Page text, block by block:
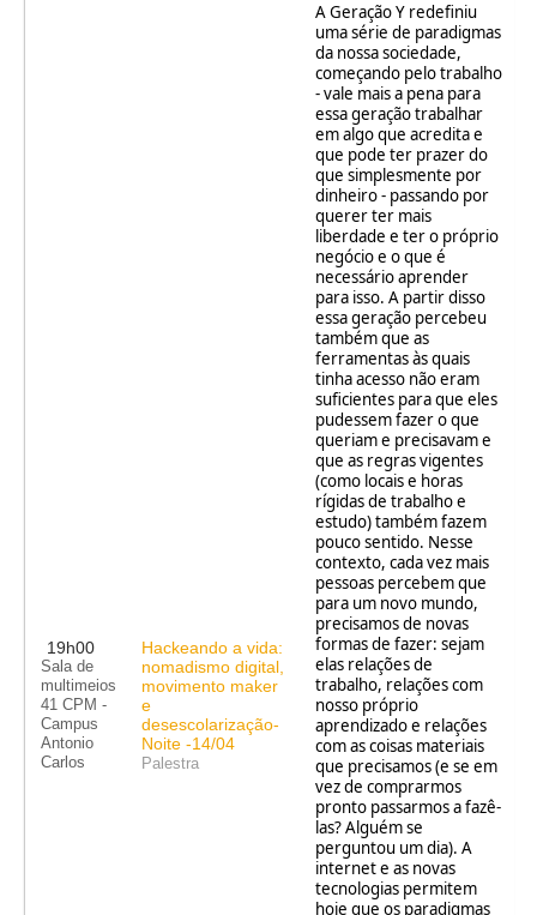
19h00
Sala de
multimeios
41 CPM -
Campus
Antonio
Carlos
Hackeando a vida:
nomadismo digital,
movimento maker
e
desescolarização-
Noite -14/04
Palestra
A Geração Y redefiniu
uma série de paradigmas
da nossa sociedade,
começando pelo trabalho
- vale mais a pena para
essa geração trabalhar
em algo que acredita e
que pode ter prazer do
que simplesmente por
dinheiro - passando por
querer ter mais
liberdade e ter o próprio
negócio e o que é
necessário aprender
para isso. A partir disso
essa geração percebeu
também que as
ferramentas às quais
tinha acesso não eram
suficientes para que eles
pudessem fazer o que
queriam e precisavam e
que as regras vigentes
(como locais e horas
rígidas de trabalho e
estudo) também fazem
pouco sentido. Nesse
contexto, cada vez mais
pessoas percebem que
para um novo mundo,
precisamos de novas
formas de fazer: sejam
elas relações de
trabalho, relações com
nosso próprio
aprendizado e relações
com as coisas materiais
que precisamos (e se em
vez de comprarmos
pronto passarmos a fazê-
las? Alguém se
perguntou um dia). A
internet e as novas
tecnologias permitem
hoje que os paradigmas